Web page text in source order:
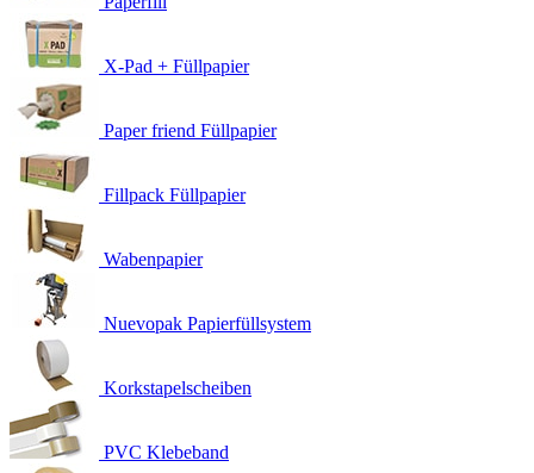
X-Pad + Füllpapier
Paper friend Füllpapier
Fillpack Füllpapier
Wabenpapier
Nuevopak Papierfüllsystem
Korkstapelscheiben
PVC Klebeband